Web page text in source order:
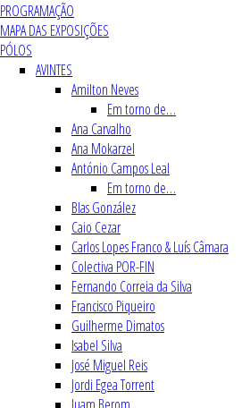
PROGRAMAÇÃO
MAPA DAS EXPOSIÇÕES
PÓLOS
AVINTES
Amilton Neves
Em torno de…
Ana Carvalho
Ana Mokarzel
António Campos Leal
Em torno de…
Blas González
Caio Cezar
Carlos Lopes Franco & Luís Câmara
Colectiva POR-FIN
Fernando Correia da Silva
Francisco Piqueiro
Guilherme Dimatos
Isabel Silva
José Miguel Reis
Jordi Egea Torrent